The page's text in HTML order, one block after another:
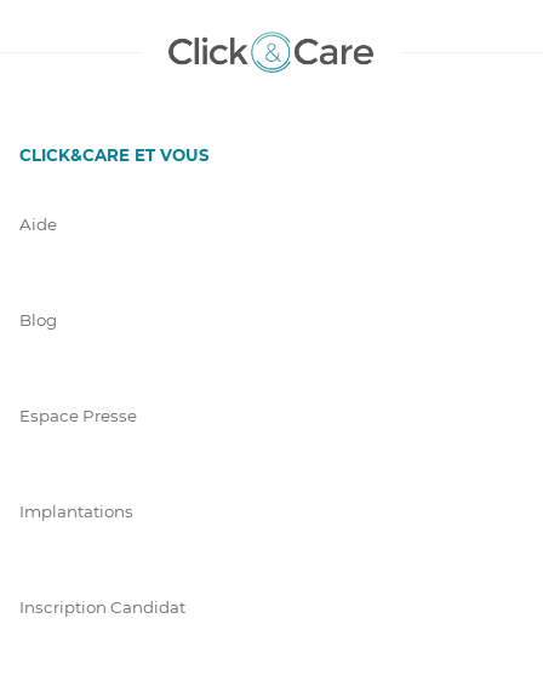
CLICK&CARE ET VOUS
Aide
Blog
Espace Presse
Implantations
Inscription Candidat